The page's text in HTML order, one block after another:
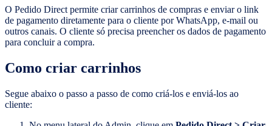
O Pedido Direct permite criar carrinhos de compras e enviar o link
de pagamento diretamente para o cliente por WhatsApp, e-mail ou
outros canais. O cliente só precisa preencher os dados de pagamento
para concluir a compra.
Como criar carrinhos
Segue abaixo o passo a passo de como criá-los e enviá-los ao
cliente: